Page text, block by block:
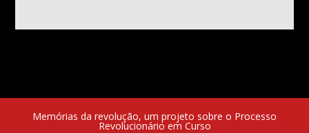
Memórias da revolução, um projeto sobre o Processo
Revolucionário em Curso